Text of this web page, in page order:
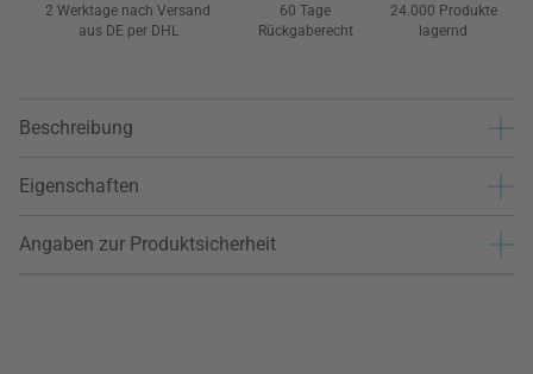
2 Werktage nach Versand
aus DE per DHL
60 Tage
Rückgaberecht
24.000 Produkte
lagernd
Beschreibung
Eigenschaften
Angaben zur Produktsicherheit